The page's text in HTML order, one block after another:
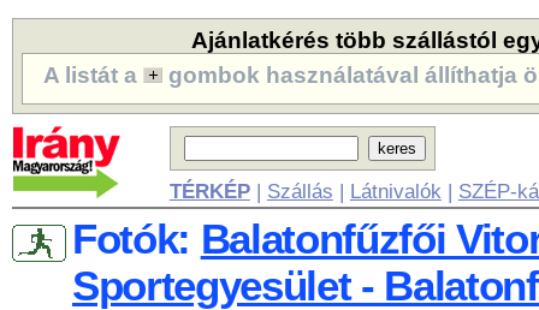
Ajánlatkérés több szállástól
A listát a
gombok használatával állíthatja
TÉRKÉP| Szállás | Látnivalók | SZÉP-
Fotók: Balatonfűzfői
Sportegyesület -